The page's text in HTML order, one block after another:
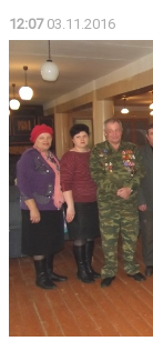
12:0703.11.2016